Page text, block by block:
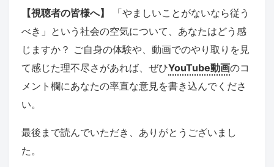
【視聴者の皆様へ】
「やましいことがないなら従う
べき」という社会の空気について、あなたはどう感
じますか？ ご自身の体験や、動画でのやり取りを見
て感じた理不尽さがあれば、ぜひYouTube動画のコ
メント欄にあなたの率直な意見を書き込んでくださ
い。
最後まで読んでいただき、ありがとうございまし
た。